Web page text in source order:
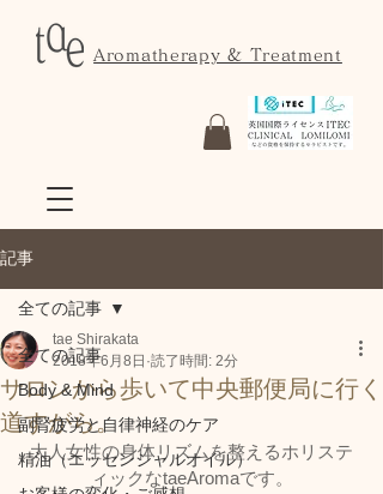
Aromatherapy & Treatment
記事
全ての記事
Body & Mind
副腎疲労と自律神経のケア
精油（エッセンシャルオイル）
全ての記事
サロンから歩いて中央郵便局に行く
道すがら。
tae Shirakata
2018年6月8日 読了時間: 2分
大人女性の身体リズムを整えるホリステ
ィックなtaeAromaです。